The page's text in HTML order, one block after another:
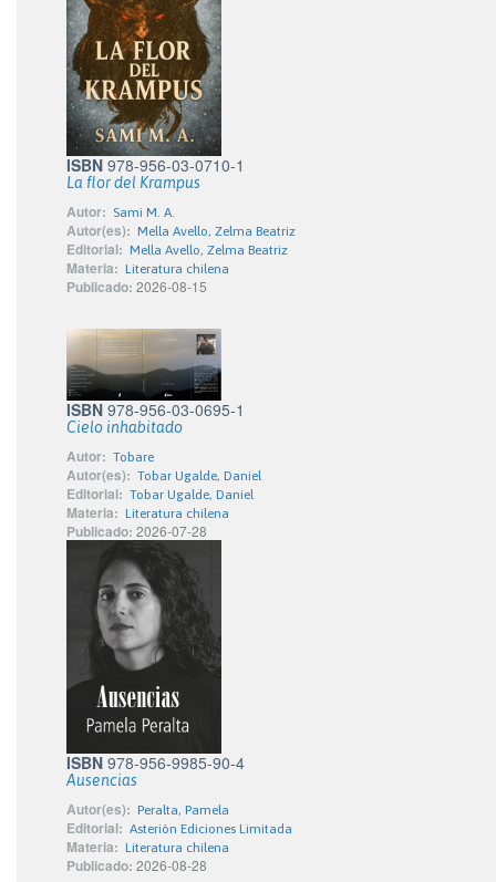
ISBN 978-956-03-0710-1
La flor del Krampus
Autor: Sami M. A.
Autor(es): Mella Avello, Zelma Beatriz
Editorial: Mella Avello, Zelma Beatriz
Materia: Literatura chilena
Publicado: 2026-08-15
ISBN 978-956-03-0695-1
Cielo inhabitado
Autor: Tobare
Autor(es): Tobar Ugalde, Daniel
Editorial: Tobar Ugalde, Daniel
Materia: Literatura chilena
Publicado: 2026-07-28
ISBN 978-956-9985-90-4
Ausencias
Autor(es): Peralta, Pamela
Editorial: Asterión Ediciones Limitada
Materia: Literatura chilena
Publicado: 2026-08-28